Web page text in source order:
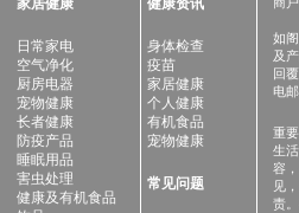
日常家电
空气净化
厨房电器
宠物健康
长者健康
防疫产品
睡眠用品
害虫处理
健康及有机食品
身体检查
疫苗
家居健康
个人健康
有机食品
宠物健康
常见问题
如
及
回
电
重
生
容
见
责